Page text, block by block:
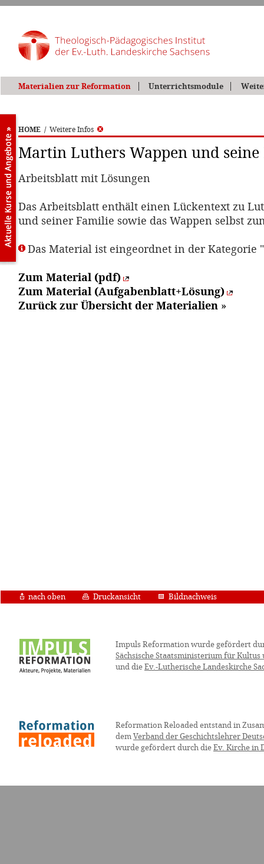
Materialien zur Reformation Unterrichtsmodule
HOME / Weitere Infos
Martin Luthers Wappen und seine
Arbeitsblatt mit Lösungen
Das Arbeitsblatt enthält einen Lückentext zu
und seiner Familie sowie das Wappen selbst
Das Material ist eingeordnet in der Kategorie
Zum Material (pdf)
Zum Material (Aufgabenblatt+Lösung)
Zurück zur Übersicht der Materialien »
nach oben Druckansicht Bildnachweis
Impuls Reformation wurde gefördert
Sächsische Staatsministerium für Kultus
und die Ev.-Lutherische Landeskirche
Reformation Reloaded entstand in
dem Verband der Geschichtslehrer
wurde gefördert durch die Ev. Kirche in